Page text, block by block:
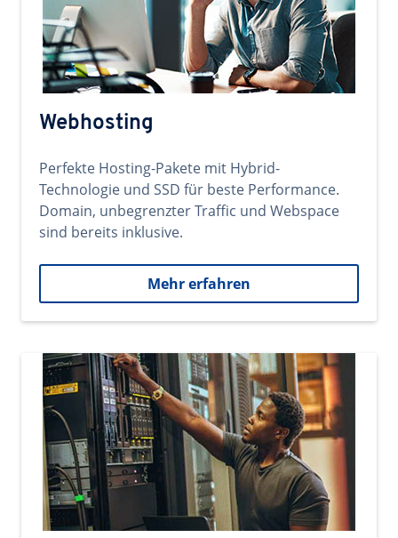
Webhosting
Perfekte Hosting-Pakete mit Hybrid-
Technologie und SSD für beste Performance.
Domain, unbegrenzter Traffic und Webspace
sind bereits inklusive.
Mehr erfahren